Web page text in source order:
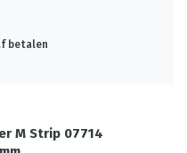
betalen
M Strip 07714